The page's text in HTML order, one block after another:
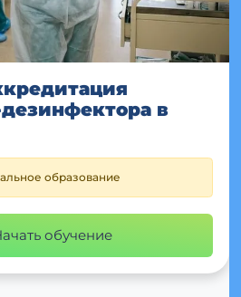
в
образование
обучение